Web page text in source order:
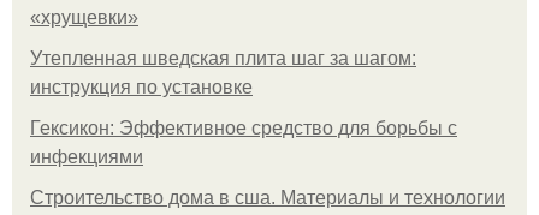
«хрущевки»
Утепленная шведская плита шаг за шагом:
инструкция по установке
Гексикон: Эффективное средство для борьбы с
инфекциями
Строительство дома в сша. Материалы и технологии